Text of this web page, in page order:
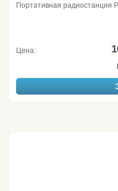
Портативная радиостанция
Цена: